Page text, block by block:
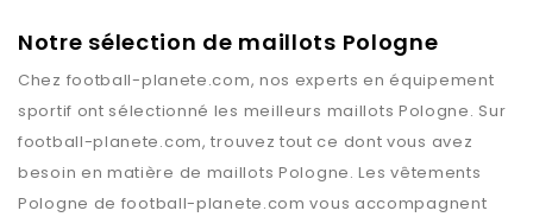
Notre sélection de maillots Pologne
Chez football-planete.com, nos experts en équipement
sportif ont sélectionné les meilleurs maillots Pologne. Sur
football-planete.com, trouvez tout ce dont vous avez
besoin en matière de maillots Pologne. Les vêtements
Pologne de football-planete.com vous accompagnent